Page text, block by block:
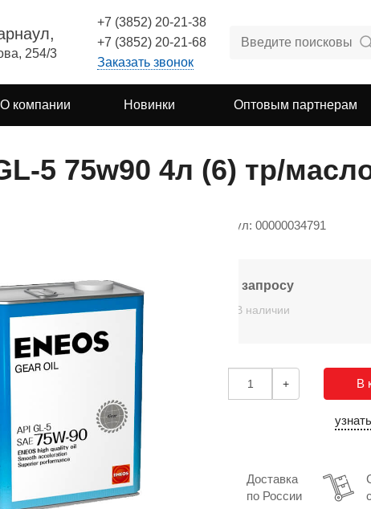
254/3
+7 (3852) 20-21-38
+7 (3852) 20-21-68
Заказать звонок
О компании Новинки Оптовым партнерам
5 75w90 4л (6) тр/
Артикул: 00000034791
По запросу
В наличии
+ В
Доставка
по России